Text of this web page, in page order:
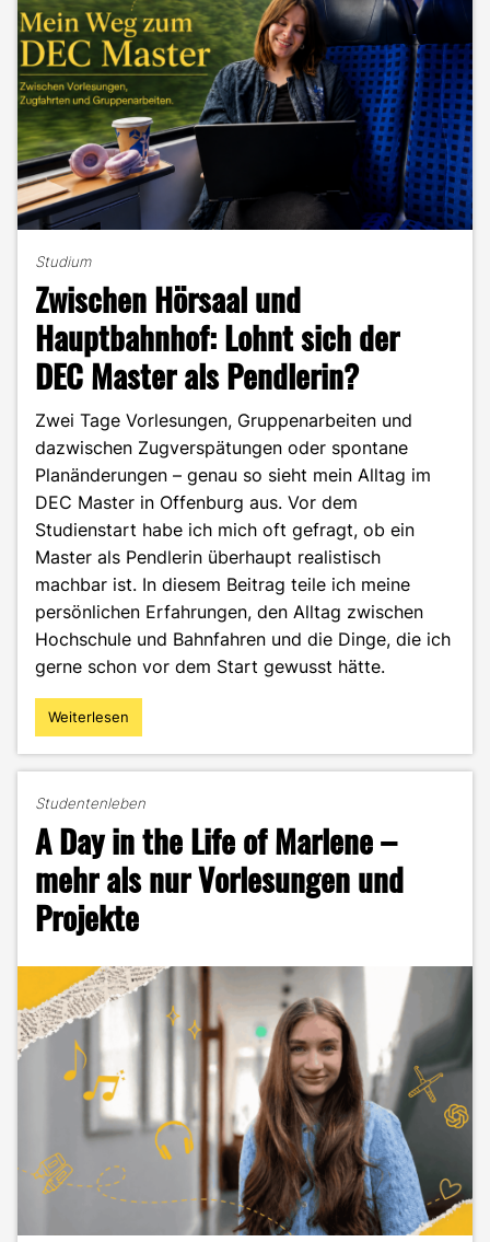
Studium
Zwischen Hörsaal und
Hauptbahnhof: Lohnt sich der
DEC Master als Pendlerin?
Zwei Tage Vorlesungen, Gruppenarbeiten und
dazwischen Zugverspätungen oder spontane
Planänderungen – genau so sieht mein Alltag im
DEC Master in Offenburg aus. Vor dem
Studienstart habe ich mich oft gefragt, ob ein
Master als Pendlerin überhaupt realistisch
machbar ist. In diesem Beitrag teile ich meine
persönlichen Erfahrungen, den Alltag zwischen
Hochschule und Bahnfahren und die Dinge, die ich
gerne schon vor dem Start gewusst hätte.
"Zwischen
Hörsaal
Lohnt
sich
der
DEC
Master
als
Weiterlesen
Studentenleben
A Day in the Life of Marlene –
mehr als nur Vorlesungen und
Projekte